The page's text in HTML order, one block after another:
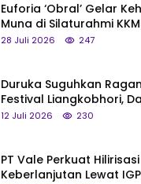
Euforia ‘Obral’ Gelar
Muna di Silaturahmi
Saya Bukan Tipe Begitu,
28 Juli 2026 247
Duruka Suguhkan
Festival Liangkobhori,
hingga Tumpeng Beras
12 Juli 2026 230
PT Vale Perkuat
Keberlanjutan Lewat